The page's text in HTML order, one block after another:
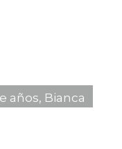
años, Bianca